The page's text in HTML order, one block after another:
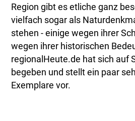
Region gibt es etliche ganz
vielfach sogar als
stehen - einige wegen ihrer
wegen ihrer historischen
regionalHeute.de hat sich auf
begeben und stellt ein paar
Exemplare vor.